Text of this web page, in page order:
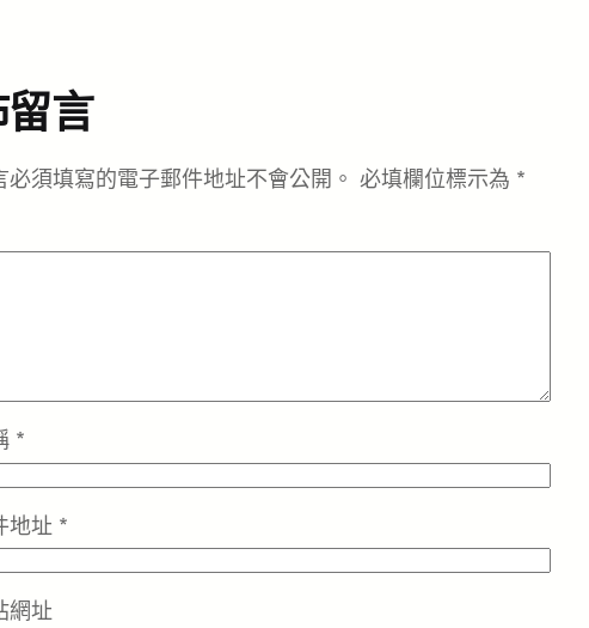
言
必須填寫的電子郵件地址不會公開。 必填欄位標示為 *
*
地址 *
網址